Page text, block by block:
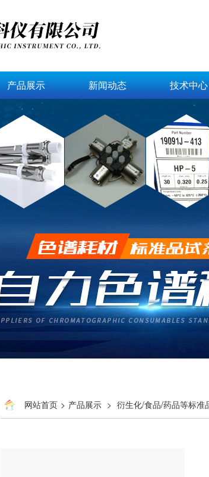
产品展示 新闻动态 技术中心
网站首页 > 产品展示 > 衍生化/食品/药品等标准